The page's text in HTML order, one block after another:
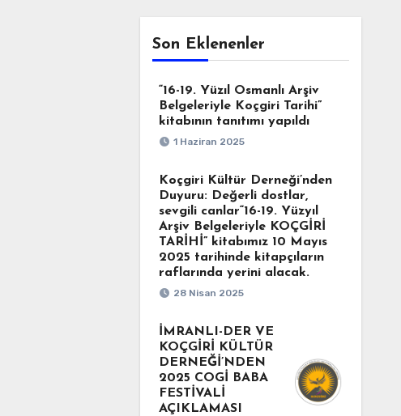
Son Eklenenler
“16-19. Yüzıl Osmanlı Arşiv
Belgeleriyle Koçgiri Tarihi”
kitabının tanıtımı yapıldı
1 Haziran 2025
Koçgiri Kültür Derneği’nden
Duyuru: Değerli dostlar,
sevgili canlar“16-19. Yüzyıl
Arşiv Belgeleriyle KOÇGİRİ
TARİHİ” kitabımız 10 Mayıs
2025 tarihinde kitapçıların
raflarında yerini alacak.
28 Nisan 2025
İMRANLI-DER VE
KOÇGİRİ KÜLTÜR
DERNEĞİ’NDEN
2025 COGİ BABA
FESTİVALİ
AÇIKLAMASI